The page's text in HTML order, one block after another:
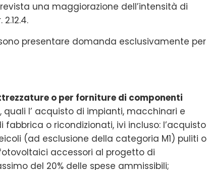
una maggiorazione dell’intensità di
presentare domanda esclusivamente per
o per forniture di componenti
l’ acquisto di impianti, macchinari e
o ricondizionati, ivi incluso: l’acquisto
(ad esclusione della categoria M1) puliti o
accessori al progetto di
del 20% delle spese ammissibili;